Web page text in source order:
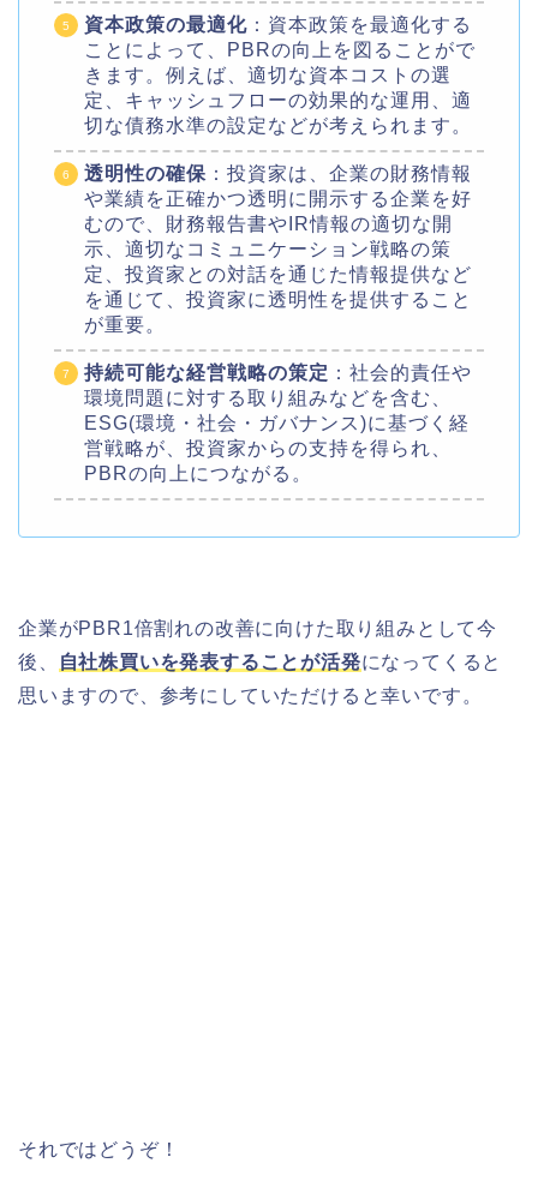
資本政策の最適化 ：資本政策を最適化する
ことによって、PBRの向上を図ることがで
きます。例えば、適切な資本コストの選
定、キャッシュフローの効果的な運用、適
切な債務水準の設定などが考えられます。
透明性の確保 ：投資家は、企業の財務情報
や業績を正確かつ透明に開示する企業を好
むので、財務報告書やIR情報の適切な開
示、適切なコミュニケーション戦略の策
定、投資家との対話を通じた情報提供など
を通じて、投資家に透明性を提供すること
が重要。
持続可能な経営戦略の策定 ：社会的責任や
環境問題に対する取り組みなどを含む、
ESG(環境・社会・ガバナンス)に基づく経
営戦略が、投資家からの支持を得られ、
PBRの向上につながる。
企業がPBR1倍割れの改善に向けた取り組みとして今
後、
自社株買いを発表することが活発になってくると
思いますので、参考にしていただけると幸いです。
それではどうぞ！